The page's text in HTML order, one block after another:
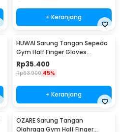
+ Keranjang
HUWAI Sarung Tangan Sepeda
Gym Half Finger Gloves
Breathable XL - TS-10
Rp35.400
Rp63.900 45%
+ Keranjang
OZARE Sarung Tangan
Olahraga Gym Half Finger